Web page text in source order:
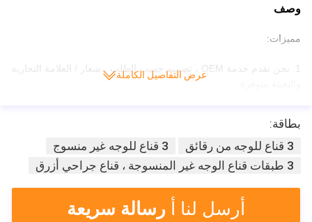
وصف
مميزات:
1. نحن نقدم خدمة OEM ، تصميم حسب الطلب ، شعار / العلامة التجارية
3. يمكن تقديم عينة مجانية تحت حسابك السريع.
4. More than 10 years experience in North America, Europe,
Southeast Asia and Middle East market.
4. أكثر من 10 سنوات خبرة
في أمريكا الشمالية وأوروبا وجنوب شرق آسيا وسوق الشرق الأوسط.
Our products are popular in hospitals, clinics and laboratories.
منتجاتنا مشهورة في المستشفيات والعيادات والمعامل.
عرض التفاصيل الكاملة
بطاقة:
3 قناع للوجه من رقائق
3 قناع للوجه غير منسوج
3 طبقات قناع الوجه غير المنسوجة ، قناع جراحي أزرق
أرسل لنا أ رسالة سريعة